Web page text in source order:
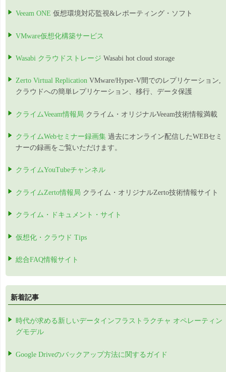
Veeam ONE 仮想環境対応監視&レポーティング・ソフト
VMware仮想化構築サービス
Wasabi クラウドストレージ Wasabi hot cloud storage
Zerto Virtual Replication VMware/Hyper-V間でのレプリケーション,
クラウドへの簡単レプリケーション、移行、データ保護
クライムVeeam情報局 クライム・オリジナルVeeam技術情報満載
クライムWebセミナー録画集 過去にオンライン配信したWEBセミ
ナーの録画をご覧いただけます。
クライムYouTubeチャンネル
クライムZerto情報局 クライム・オリジナルZerto技術情報サイト
クライム・ドキュメント・サイト
仮想化・クラウド Tips
総合FAQ情報サイト
新着記事
時代が求める新しいデータインフラストラクチャ オペレーティン
グモデル
Google Driveのバックアップ方法に関するガイド